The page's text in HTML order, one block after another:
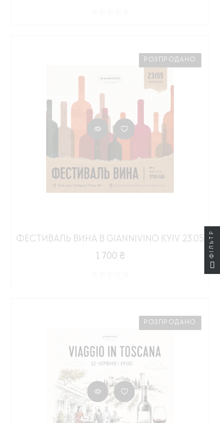
ФЕСТИВАЛЬ ВИНА В GIANNIVINO KYIV 23.05
1 700 ₴
РОЗПРОДАНО
РОЗПРОДАНО
ФІЛЬТР